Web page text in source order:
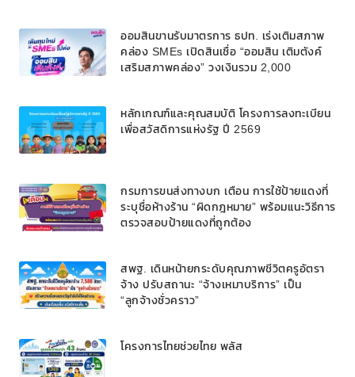
ออมสินขานรับมาตรการ ธปท. เร่งเติมสภาพ
คล่อง SMEs เปิดสินเชื่อ “ออมสิน เติมตังค์
เสริมสภาพคล่อง” วงเงินรวม 2,000
หลักเกณฑ์และคุณสมบัติ โครงการลงทะเบียน
เพื่อสวัสดิการแห่งรัฐ ปี 2569
กรมการขนส่งทางบก เตือน การใช้ป้ายแดงที่
ระบุชื่อห้างร้าน “ผิดกฎหมาย” พร้อมแนะวิธีการ
ตรวจสอบป้ายแดงที่ถูกต้อง
สพฐ. เดินหน้ายกระดับคุณภาพชีวิตครูอัตรา
จ้าง ปรับสถานะ “จ้างเหมาบริการ” เป็น
“ลูกจ้างชั่วคราว”
โครงการไทยช่วยไทย พลัส